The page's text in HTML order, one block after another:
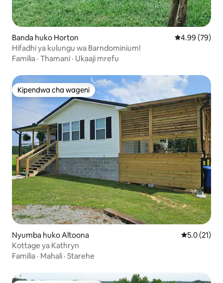
Banda huko Horton Ukadiriaji wa
4.99 (79)
Hifadhi ya kulungu wa Barndominium!
Familia · Thamani · Ukaaji mrefu
Kipendwa cha wageni
Kipendwa cha wageni
Nyumba huko Altoona Ukadiriaji
5.0 (21)
Kottage ya Kathryn
Familia · Mahali · Starehe